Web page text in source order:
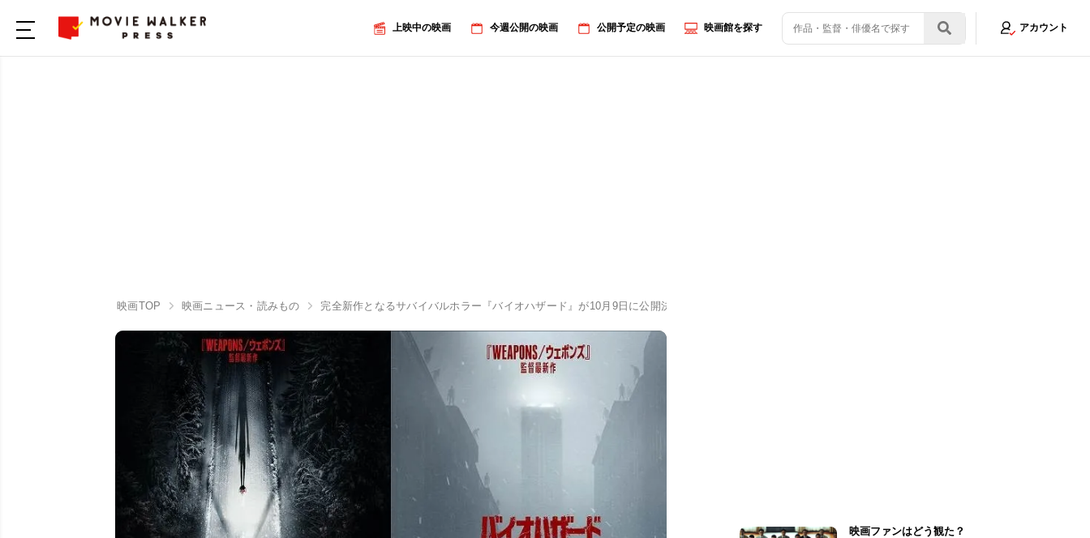
上映中の映画 今週公開の映画 公開予定の映画 映画館を探す アカウント
映画TOP 映画ニュース・読みもの 完全新作となるサバイバルホラー『バイオハザード』が10月9日に公開決定！ティザーポスター2種も解禁に
映画ファンはどう観た？